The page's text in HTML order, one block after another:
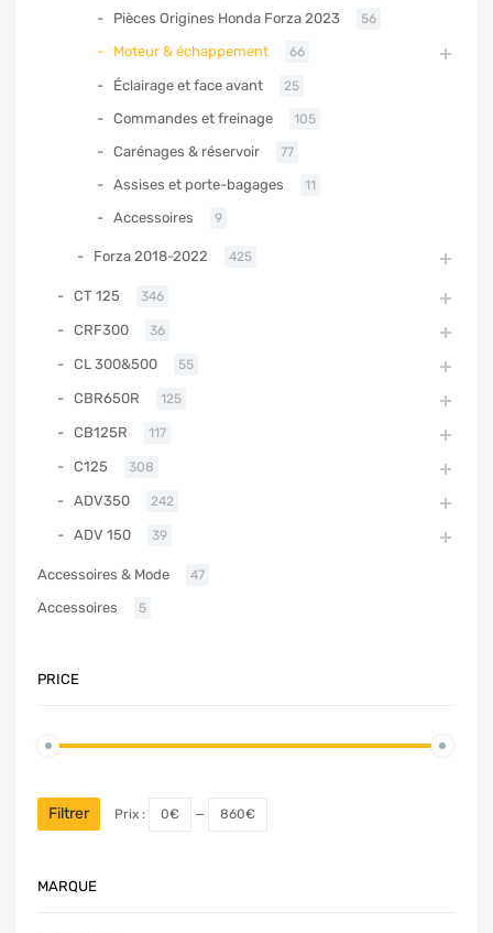
Pièces Origines Honda Forza 2023 56
Moteur & échappement 66
Éclairage et face avant 25
Commandes et freinage 105
Carénages & réservoir 77
Assises et porte-bagages 11
Accessoires 9
Forza 2018-2022 425
CT 125 346
CRF300 36
CL 300&500 55
CBR650R 125
CB125R 117
C125 308
ADV350 242
ADV 150 39
Accessoires & Mode 47
Accessoires 5
PRICE
Filtrer Prix : 0€ — 860€
MARQUE